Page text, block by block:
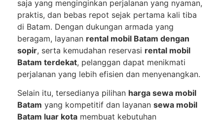
saja yang menginginkan perjalanan yang nyaman,
praktis, dan bebas repot sejak pertama kali tiba
di Batam. Dengan dukungan armada yang
beragam, layanan rental mobil Batam dengan
sopir, serta kemudahan reservasi rental mobil
Batam terdekat, pelanggan dapat menikmati
perjalanan yang lebih efisien dan menyenangkan.
Selain itu, tersedianya pilihan harga sewa mobil
Batam yang kompetitif dan layanan sewa mobil
Batam luar kota membuat kebutuhan